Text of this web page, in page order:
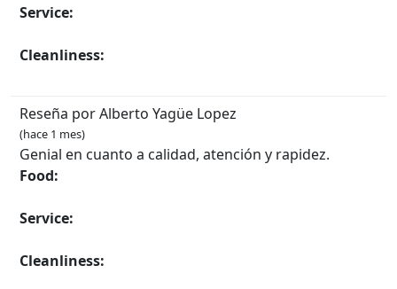
Service:
Cleanliness:
Reseña por Alberto Yagüe Lopez
(hace 1 mes)
Genial en cuanto a calidad, atención y rapidez.
Food:
Service:
Cleanliness: